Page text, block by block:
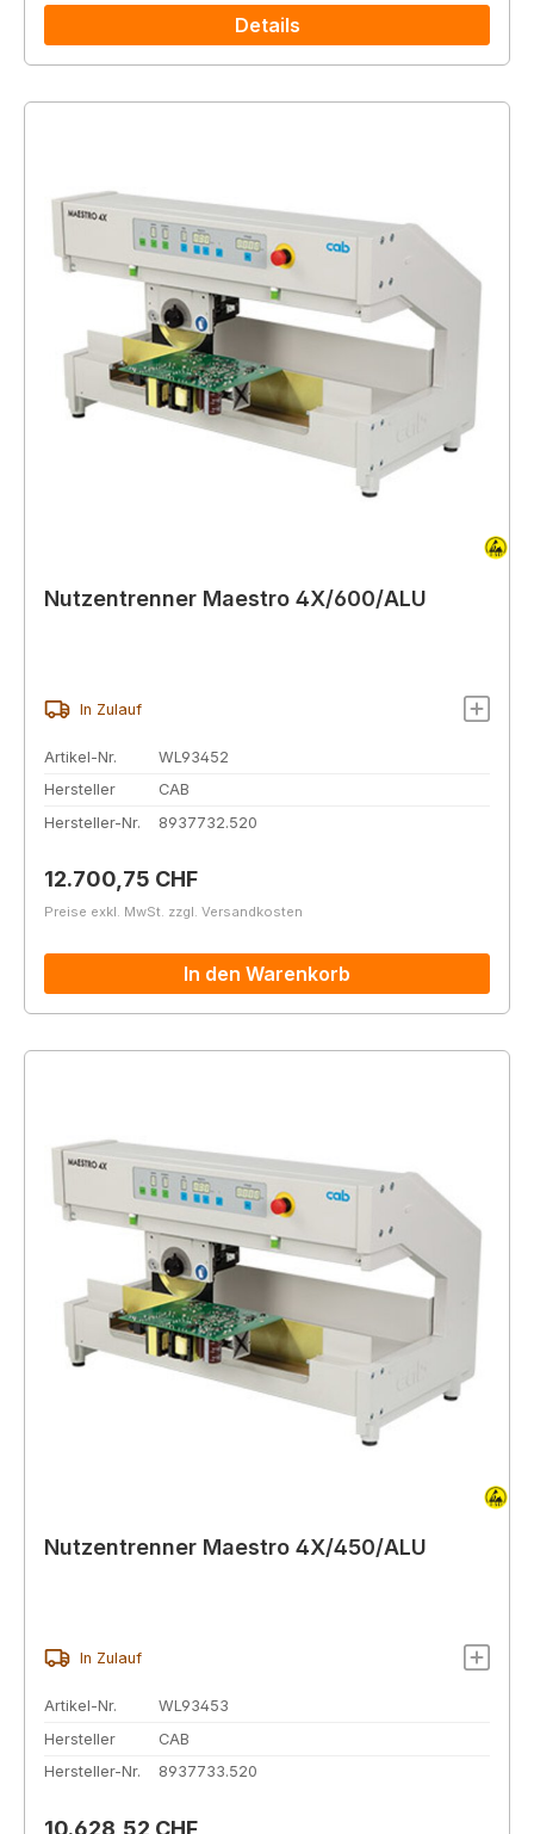
Details
Nutzentrenner Maestro 4X/600/ALU
In Zulauf
Artikel-Nr.
WL93452
Hersteller
CAB
Hersteller-Nr.
8937732.520
Regulärer Preis:
12.700,75 CHF
Preise exkl. MwSt. zzgl. Versandkosten
In den Warenkorb
Nutzentrenner Maestro 4X/450/ALU
In Zulauf
Artikel-Nr.
WL93453
Hersteller
CAB
Hersteller-Nr.
8937733.520
Regulärer Preis:
10.628,52 CHF